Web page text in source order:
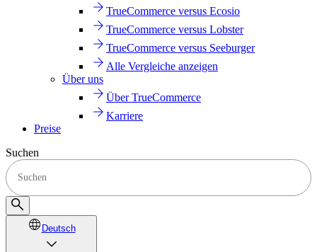
TrueCommerce versus Ecosio
TrueCommerce versus Lobster
TrueCommerce versus Seeburger
Alle Vergleiche anzeigen
Über uns
Über TrueCommerce
Karriere
Preise
Suchen
Deutsch